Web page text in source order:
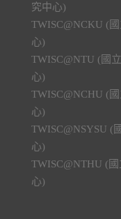
究中心)
TWISC@NCKU (
心)
TWISC@NTU (國
心)
TWISC@NCHU (
心)
TWISC@NSYSU (
心)
TWISC@NTHU (
心)